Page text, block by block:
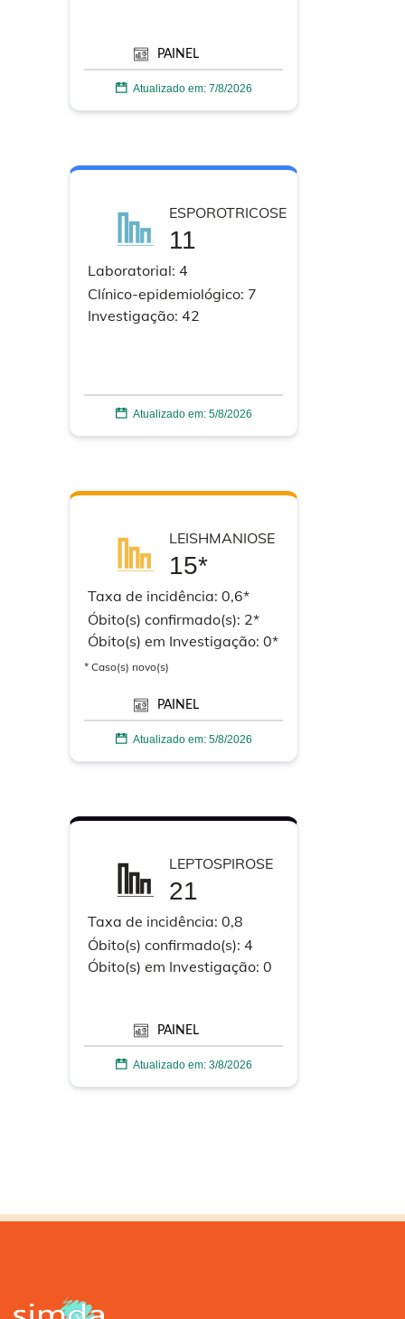
PAINEL
Atualizado em: 7/8/2026
ESPOROTRICOSE
11
Laboratorial: 4
Clínico-epidemiológico: 7
Investigação: 42
Atualizado em: 5/8/2026
LEISHMANIOSE
15*
Taxa de incidência: 0,6*
Óbito(s) confirmado(s): 2*
Óbito(s) em Investigação: 0*
* Caso(s) novo(s)
PAINEL
Atualizado em: 5/8/2026
LEPTOSPIROSE
21
Taxa de incidência: 0,8
Óbito(s) confirmado(s): 4
Óbito(s) em Investigação: 0
PAINEL
Atualizado em: 3/8/2026